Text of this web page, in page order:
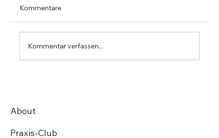
Kommentare
Kommentar verfassen...
About
Praxis-Club